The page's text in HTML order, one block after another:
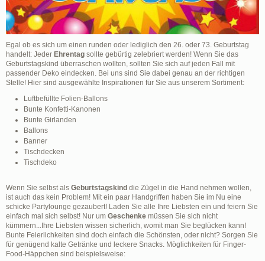
Egal ob es sich um einen runden oder lediglich den 26. oder 73. Geburtstag
handelt: Jeder Ehrentag sollte gebürtig zelebriert werden! Wenn Sie das
Geburtstagskind überraschen wollten, sollten Sie sich auf jeden Fall mit
passender Deko eindecken. Bei uns sind Sie dabei genau an der richtigen
Stelle! Hier sind ausgewählte Inspirationen für Sie aus unserem Sortiment:
Luftbefüllte Folien-Ballons
Bunte Konfetti-Kanonen
Bunte Girlanden
Ballons
Banner
Tischdecken
Tischdeko
Wenn Sie selbst als Geburtstagskind die Zügel in die Hand nehmen wollen,
ist auch das kein Problem! Mit ein paar Handgriffen haben Sie im Nu eine
schicke Partylounge gezaubert! Laden Sie alle Ihre Liebsten ein und feiern Sie
einfach mal sich selbst! Nur um Geschenke müssen Sie sich nicht
kümmern...Ihre Liebsten wissen sicherlich, womit man Sie beglücken kann!
Bunte Feierlichkeiten sind doch einfach die Schönsten, oder nicht? Sorgen Sie
für genügend kalte Getränke und leckere Snacks. Möglichkeiten für Finger-
Food-Häppchen sind beispielsweise: